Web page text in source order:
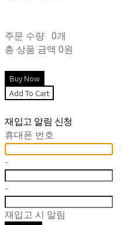
주문 수량 0개
총 상품 금액 0원
재입고 알림 신청
휴대폰 번호
-
-
재입고 시 알림